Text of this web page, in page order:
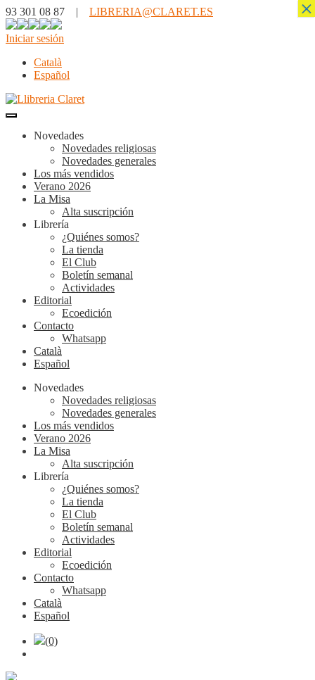
93 301 08 87 | LIBRERIA@CLARET.ES
Iniciar sesión
Català
Español
Novedades
Novedades religiosas
Novedades generales
Los más vendidos
Verano 2026
La Misa
Alta suscripción
Librería
¿Quiénes somos?
La tienda
El Club
Boletín semanal
Actividades
Editorial
Ecoedición
Contacto
Whatsapp
Català
Español
Novedades
Novedades religiosas
Novedades generales
Los más vendidos
Verano 2026
La Misa
Alta suscripción
Librería
¿Quiénes somos?
La tienda
El Club
Boletín semanal
Actividades
Editorial
Ecoedición
Contacto
Whatsapp
Català
Español
(0)
×